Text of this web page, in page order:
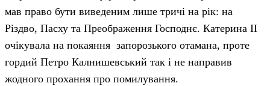
мав право бути виведеним лише тричі на рік: на
Різдво, Пасху та Преображення Господнє. Катерина II
очікувала на покаяння запорозького отамана, проте
гордий Петро Калнишевський так і не направив
жодного прохання про помилування.